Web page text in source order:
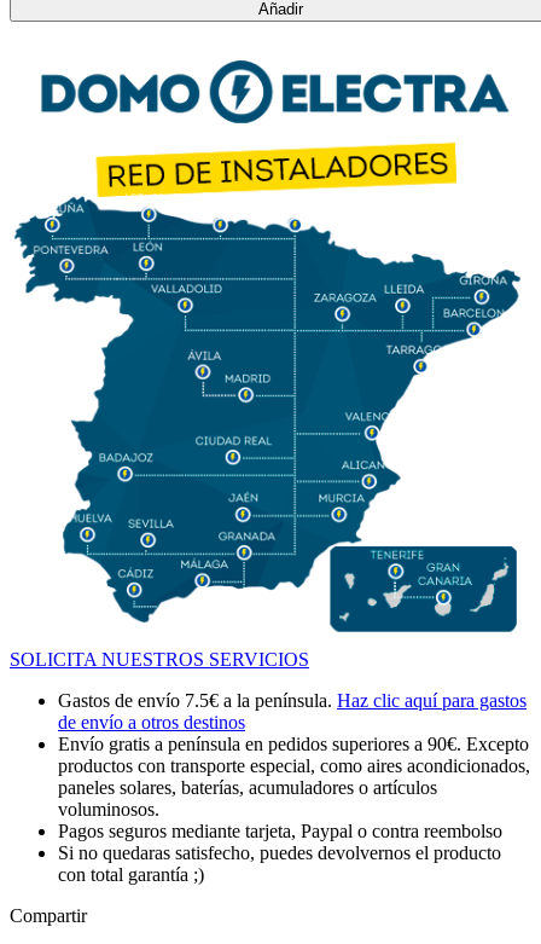
Añadir
SOLICITA NUESTROS SERVICIOS
Gastos de envío 7.5€ a la península. Haz clic aquí para gastos
de envío a otros destinos
Envío gratis a península en pedidos superiores a 90€. Excepto
productos con transporte especial, como aires acondicionados,
paneles solares, baterías, acumuladores o artículos
voluminosos.
Pagos seguros mediante tarjeta, Paypal o contra reembolso
Si no quedaras satisfecho, puedes devolvernos el producto
con total garantía ;)
Compartir